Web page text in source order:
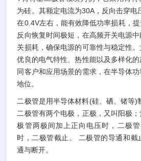
为硅。其额定电流为30A，反向击穿电
在0.4V左右，能有效降低功率损耗，
反向恢复时间极短，在高频开关电源
关损耗，确保电源的可靠性与稳定性
优良的电气特性、热性能以及多样化
同客户和应用场景的需求，在半导体
地位。
二极管是用半导体材料(硅、硒、锗等)
二极管有两个电极，正极，又叫阳极
极管两极间加上正向电压时，二极
时，二极管截止。 二极管的导通和截
通与断开。